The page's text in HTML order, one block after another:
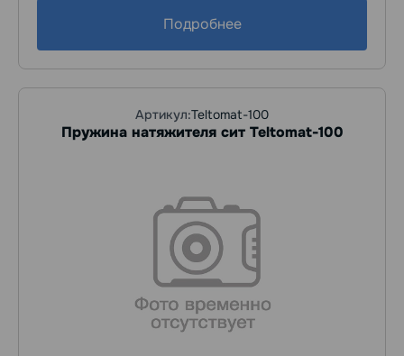
Подробнее
Артикул:Teltomat-100
Пружина натяжителя сит Teltomat-100